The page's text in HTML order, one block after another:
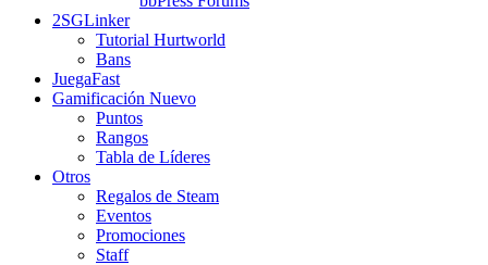
2SGLinker
Tutorial Hurtworld
Bans
JuegaFast
Gamificación Nuevo
Puntos
Rangos
Tabla de Líderes
Otros
Regalos de Steam
Eventos
Promociones
Staff